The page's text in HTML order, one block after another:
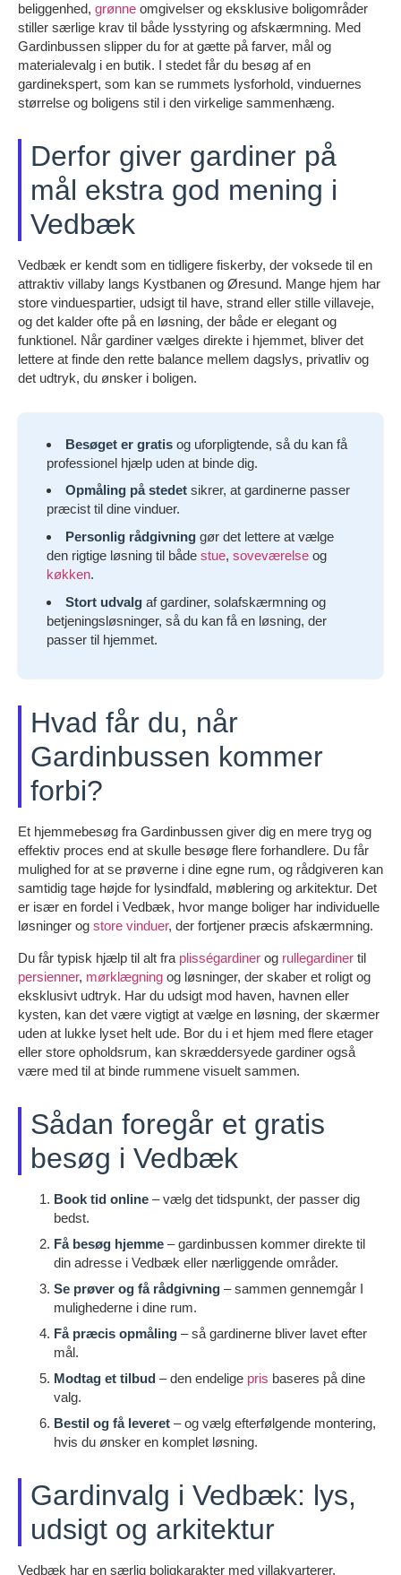
beliggenhed, grønne omgivelser og eksklusive boligområder
stiller særlige krav til både lysstyring og afskærmning. Med
Gardinbussen slipper du for at gætte på farver, mål og
materialevalg i en butik. I stedet får du besøg af en
gardinekspert, som kan se rummets lysforhold, vinduernes
størrelse og boligens stil i den virkelige sammenhæng.
Derfor giver gardiner på
mål ekstra god mening i
Vedbæk
Vedbæk er kendt som en tidligere fiskerby, der voksede til en
attraktiv villaby langs Kystbanen og Øresund. Mange hjem har
store vinduespartier, udsigt til have, strand eller stille villaveje,
og det kalder ofte på en løsning, der både er elegant og
funktionel. Når gardiner vælges direkte i hjemmet, bliver det
lettere at finde den rette balance mellem dagslys, privatliv og
det udtryk, du ønsker i boligen.
Besøget er gratis og uforpligtende, så du kan få
professionel hjælp uden at binde dig.
Opmåling på stedet sikrer, at gardinerne passer
præcist til dine vinduer.
Personlig rådgivning gør det lettere at vælge
den rigtige løsning til både stue, soveværelse og
køkken.
Stort udvalg af gardiner, solafskærmning og
betjeningsløsninger, så du kan få en løsning, der
passer til hjemmet.
Hvad får du, når
Gardinbussen kommer
forbi?
Et hjemmebesøg fra Gardinbussen giver dig en mere tryg og
effektiv proces end at skulle besøge flere forhandlere. Du får
mulighed for at se prøverne i dine egne rum, og rådgiveren kan
samtidig tage højde for lysindfald, møblering og arkitektur. Det
er især en fordel i Vedbæk, hvor mange boliger har individuelle
løsninger og store vinduer, der fortjener præcis afskærmning.
Du får typisk hjælp til alt fra plisségardiner og rullegardiner til
persienner, mørklægning og løsninger, der skaber et roligt og
eksklusivt udtryk. Har du udsigt mod haven, havnen eller
kysten, kan det være vigtigt at vælge en løsning, der skærmer
uden at lukke lyset helt ude. Bor du i et hjem med flere etager
eller store opholdsrum, kan skræddersyede gardiner også
være med til at binde rummene visuelt sammen.
Sådan foregår et gratis
besøg i Vedbæk
Book tid online – vælg det tidspunkt, der passer dig
bedst.
Få besøg hjemme – gardinbussen kommer direkte til
din adresse i Vedbæk eller nærliggende områder.
Se prøver og få rådgivning – sammen gennemgår I
mulighederne i dine rum.
Få præcis opmåling – så gardinerne bliver lavet efter
mål.
Modtag et tilbud – den endelige pris baseres på dine
valg.
Bestil og få leveret – og vælg efterfølgende montering,
hvis du ønsker en komplet løsning.
Gardinvalg i Vedbæk: lys,
udsigt og arkitektur
Vedbæk har en særlig boligkarakter med villakvarterer,